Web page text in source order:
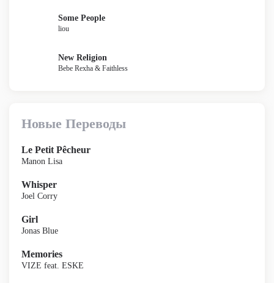
Some People
liou
New Religion
Bebe Rexha & Faithless
Новые Переводы
Le Petit Pêcheur
Manon Lisa
Whisper
Joel Corry
Girl
Jonas Blue
Memories
VIZE feat. ESKE